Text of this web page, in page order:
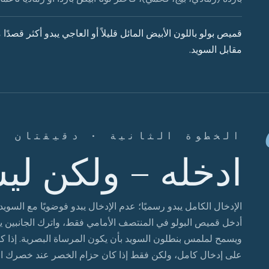
قميص بولو باللون الأبيض المائل قليلاً أو العاجي يبدو أكثر
مقابل السويد.
الخطوة الثانية · دقيقتان
ادخله – ولكن
الإدخال الكامل يبدو رسميًا؛ عدم الإدخال يبدو فوضويًا مع
أدخل قميص البولو في المنتصف الأمامي فقط، واترك
ويسمح لملمس بنطلون السويد بأن يكون المرساة البصرية. إذا
على إدخال كامل، ولكن فقط إذا كان حزام الخصر عند خصرك